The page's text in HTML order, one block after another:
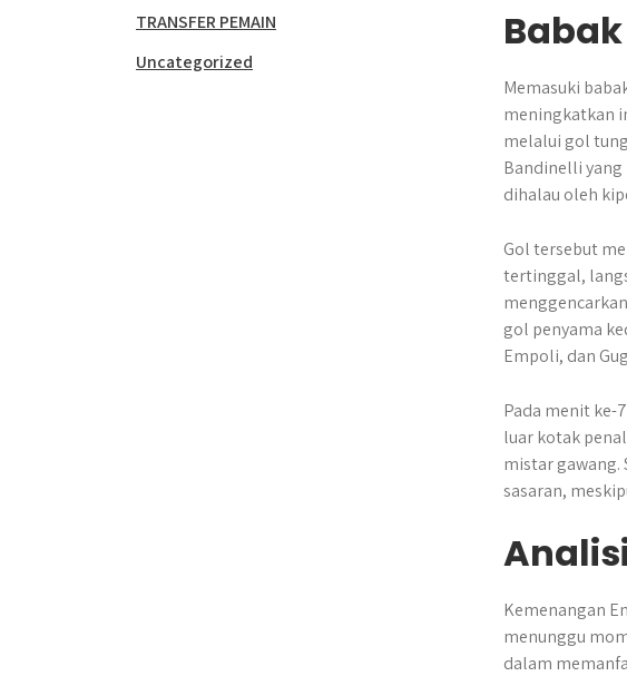
Memasuki
meningkatkan
melalui gol
Bandinelli
dihalau oleh
Gol tersebut
tertinggal,
gol penyama
Empoli, dan
Pada menit ke-
luar kotak
mistar gawang.
sasaran,
Kemenangan
menunggu
dalam
TRANSFER PEMAIN
Uncategorized